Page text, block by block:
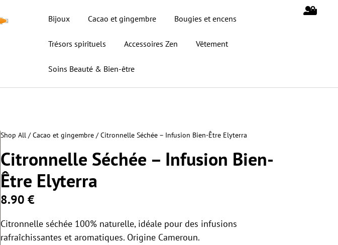
Bijoux Cacao et gingembre Bougies et encens
Trésors spirituels Accessoires Zen Vêtement
Soins Beauté & Bien-être
Shop All /Cacao et gingembre / Citronnelle Séchée – Infusion Bien-Être Elyterra
Citronnelle Séchée – Infusion Bien-
Être Elyterra
8.90 €
Citronnelle séchée 100% naturelle, idéale pour des infusions
rafraîchissantes et aromatiques. Origine Cameroun.